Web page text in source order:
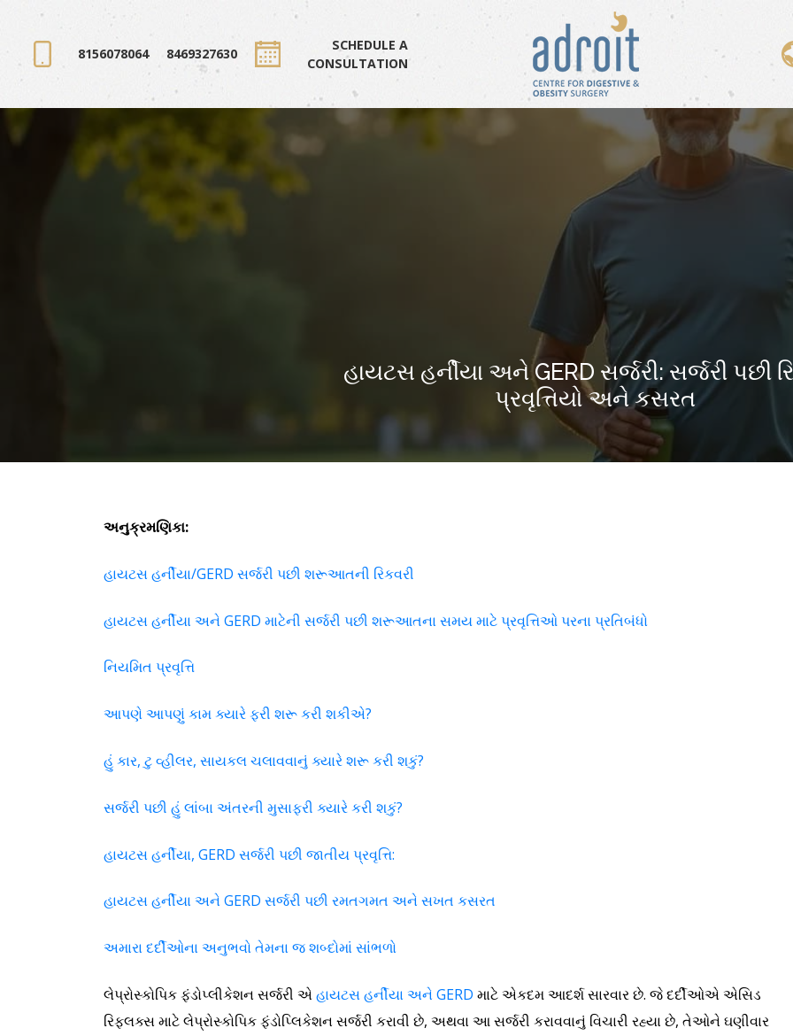
8156078064 8469327630
SCHEDULE A
CONSULTATION
હાયટસ હર્નીયા અને GERD સર્જરી: સર્જરી પછી
પ્રવૃત્તિયો અને કસરત
અનુક્રમણિકા:
હાયટસ હર્નીયા/GERD સર્જરી પછી શરૂઆતની રિકવરી
હાયટસ હર્નીયા અને GERD માટેની સર્જરી પછી શરૂઆતના સમય માટે પ્રવૃત્તિઓ પરના પ્રતિબંધો
નિયમિત પ્રવૃત્તિ
આપણે આપણું કામ ક્યારે ફરી શરૂ કરી શકીએ?
હું કાર, ટુ વ્હીલર, સાયકલ ચલાવવાનું ક્યારે શરૂ કરી શકું?
સર્જરી પછી હું લાંબા અંતરની મુસાફરી ક્યારે કરી શકું?
હાયટસ હર્નીયા, GERD સર્જરી પછી જાતીય પ્રવૃત્તિ:
હાયટસ હર્નીયા અને GERD સર્જરી પછી રમતગમત અને સખત કસરત
અમારા દર્દીઓના અનુભવો તેમના જ શબ્દોમાં સાંભળો
લેપ્રોસ્કોપિક ફંડોપ્લીકેશન સર્જરી એહાયટસ હર્નીયા અને GERD માટે એકદમ આદર્શ સારવાર છે. જે દર્દીઓએ એસિડ
રિફ્લક્સ માટે લેપ્રોસ્કોપિક ફંડોપ્લિકેશન સર્જરી કરાવી છે, અથવા આ સર્જરી કરાવવાનું વિચારી રહ્યા છે, તેઓને ઘણીવાર